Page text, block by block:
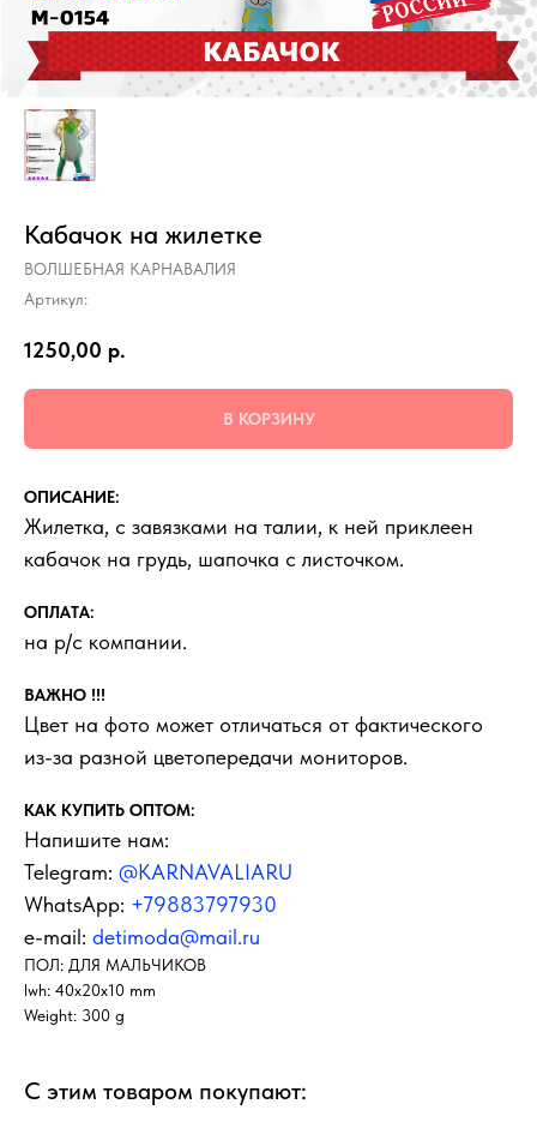
Кабачок на жилетке
ВОЛШЕБНАЯ КАРНАВАЛИЯ
Артикул:
1250,00 р.
В КОРЗИНУ
ОПИСАНИЕ:
Жилетка, с завязками на талии, к ней приклеен
кабачок на грудь, шапочка с листочком.
ОПЛАТА:
на р/с компании.
ВАЖНО !!!
Цвет на фото может отличаться от фактического
из-за разной цветопередачи мониторов.
КАК КУПИТЬ ОПТОМ:
Напишите нам:
Telegram: @KARNAVALIARU
WhatsApp: +79883797930
e-mail: detimoda@mail.ru
ПОЛ: ДЛЯ МАЛЬЧИКОВ
lwh: 40x20x10 mm
Weight: 300 g
С этим товаром покупают: